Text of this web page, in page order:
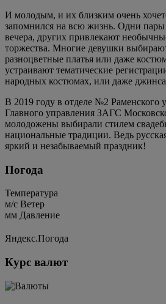
И молодым, и их близким очень
запомнился на всю жизнь. Одни пары
вечера, других привлекают
торжества. Многие девушки
разноцветные платья или даже
устраивают тематические
народных костюмах, или даже
В 2019 году в отделе №2 Раменского
Главного управления ЗАГС
молодожены выбирали стилем
национальные традиции. Ведь
яркий и незабываемый праздник!
Погода
Температура
м/c Ветер
мм Давление
Яндекс.Погода
Курс валют